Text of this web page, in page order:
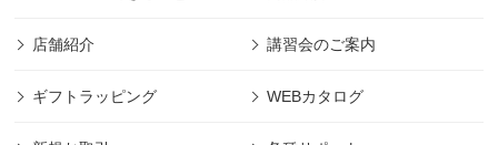
店舗紹介 講習会のご案内
ギフトラッピング WEBカタログ